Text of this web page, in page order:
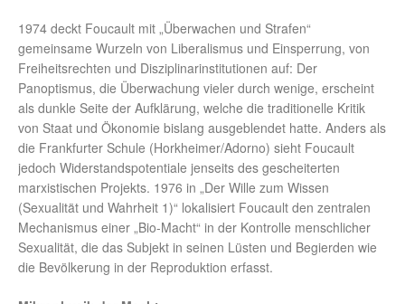
1974 deckt Foucault mit „Überwachen und Strafen“
gemeinsame Wurzeln von Liberalismus und Einsperrung, von
Freiheitsrechten und Disziplinarinstitutionen auf: Der
Panoptismus, die Überwachung vieler durch wenige, erscheint
als dunkle Seite der Aufklärung, welche die traditionelle Kritik
von Staat und Ökonomie bislang ausgeblendet hatte. Anders als
die Frankfurter Schule (Horkheimer/Adorno) sieht Foucault
jedoch Widerstandspotentiale jenseits des gescheiterten
marxistischen Projekts. 1976 in „Der Wille zum Wissen
(Sexualität und Wahrheit 1)“ lokalisiert Foucault den zentralen
Mechanismus einer „Bio-Macht“ in der Kontrolle menschlicher
Sexualität, die das Subjekt in seinen Lüsten und Begierden wie
die Bevölkerung in der Reproduktion erfasst.